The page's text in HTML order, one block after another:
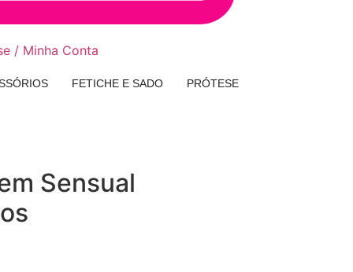
/ Minha Conta
FETICHE E SADO
PRÓTESE
Sensual